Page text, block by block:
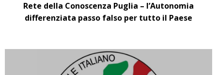
Rete della Conoscenza Puglia – l’Autonomia
differenziata passo falso per tutto il Paese